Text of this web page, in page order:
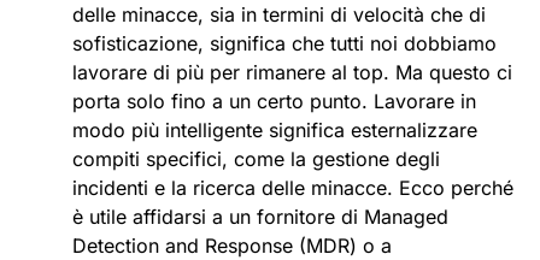
delle minacce, sia in termini di velocità che di
sofisticazione, significa che tutti noi dobbiamo
lavorare di più per rimanere al top. Ma questo ci
porta solo fino a un certo punto. Lavorare in
modo più intelligente significa esternalizzare
compiti specifici, come la gestione degli
incidenti e la ricerca delle minacce. Ecco perché
è utile affidarsi a un fornitore di Managed
Detection and Response (MDR) o a